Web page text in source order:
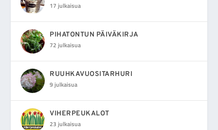
17 julkaisua
PIHATONTUN PÄIVÄKIRJA
72 julkaisua
RUUHKAVUOSITARHURI
9 julkaisua
VIHERPEUKALOT
23 julkaisua